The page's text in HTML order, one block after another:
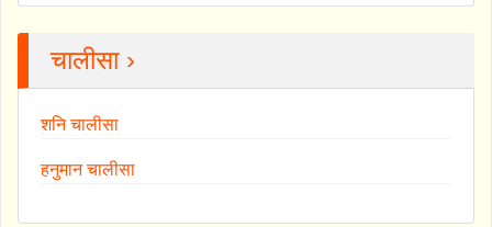
चालीसा ›
शनि चालीसा
हनुमान चालीसा